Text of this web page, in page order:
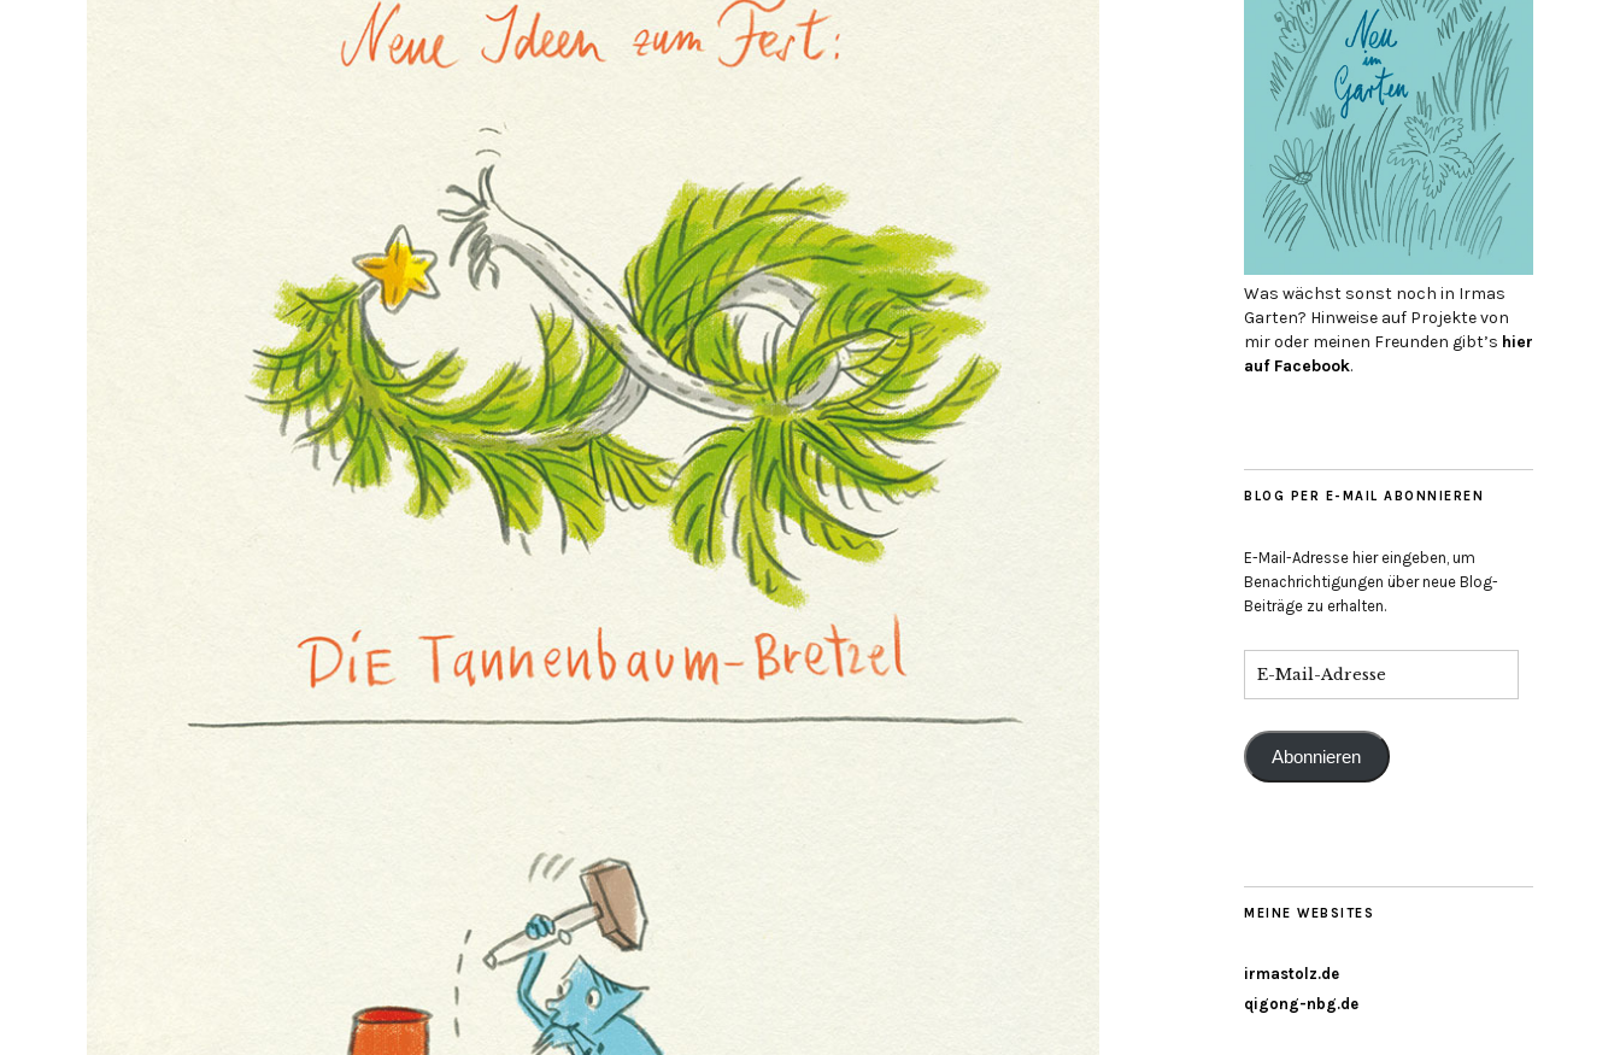
Was wächst sonst noch in Irmas
Garten? Hinweise auf Projekte von
mir oder meinen Freunden gibt’s hier
auf Face­book.
BLOG PER E-MAIL ABONNIEREN
E-Mail-Adresse hier eingeben, um
Benachrichtigungen über neue Blog-
Beiträge zu erhalten.
Abonnieren
MEINE WEBSITES
irmastolz.de
qigong-nbg.de